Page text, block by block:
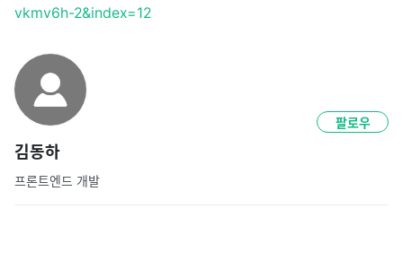
vkmv6h-2&index=12
김동하
프론트엔드 개발
팔로우